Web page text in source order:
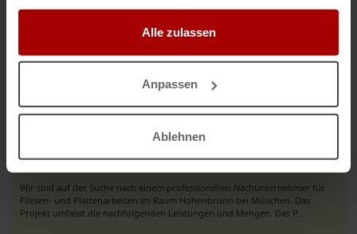
gesammelt haben.
Alle zulassen
Anpassen
Ablehnen
Bodenleger für ca. 760 m² Linoleum Verlegung im Raum Dachau gesucht
Bodenbelagsarbeiten im Raum Dachau. Das Projekt umfasst die
Premium-Auftragin 85221, Dachau 06.08.2026
Wir sind auf der Suche nach einem professionellen Nachunternehmer für
Fliesen- und Plattenarbeiten im Raum Hohenbrunn bei München. Das
Projekt umfasst die nachfolgenden Leistungen und Mengen. Das P ..